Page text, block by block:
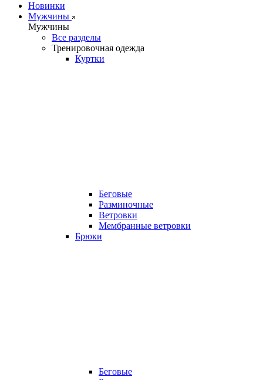
Новинки
Мужчины
Мужчины
Все разделы
Тренировочная одежда
Куртки
Беговые
Разминочные
Ветровки
Мембранные ветровки
Брюки
Беговые